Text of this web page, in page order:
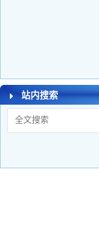
站内搜索